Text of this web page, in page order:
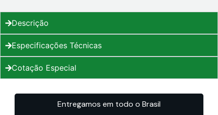
Descrição
Especificações Técnicas
Cotação Especial
Entregamos em todo o Brasil